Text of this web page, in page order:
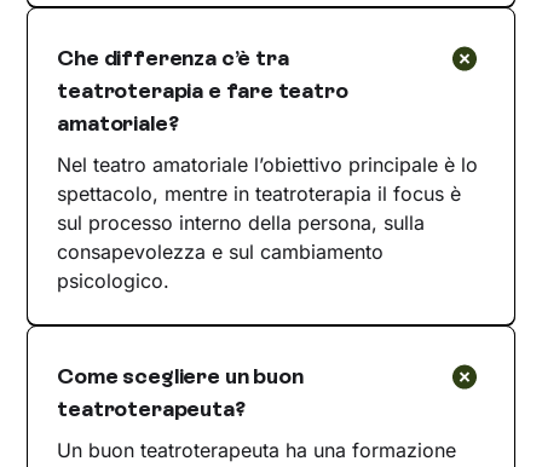
Che differenza c’è tra
teatroterapia e fare teatro
amatoriale?
Nel teatro amatoriale l’obiettivo principale è lo
spettacolo, mentre in teatroterapia il focus è
sul processo interno della persona, sulla
consapevolezza e sul cambiamento
psicologico.
Come scegliere un buon
teatroterapeuta?
Un buon teatroterapeuta ha una formazione